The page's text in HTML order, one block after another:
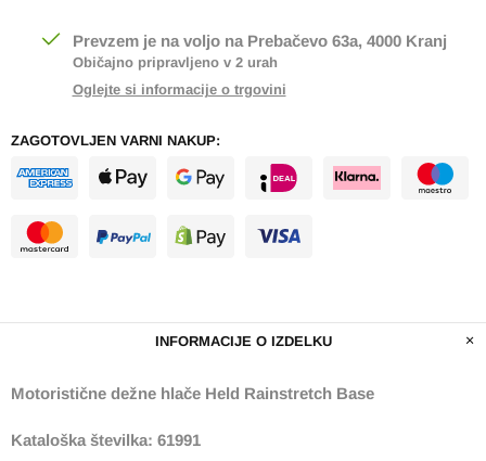
Prevzem je na voljo na Prebačevo 63a, 4000 Kranj
Običajno pripravljeno v 2 urah
Oglejte si informacije o trgovini
ZAGOTOVLJEN VARNI NAKUP:
INFORMACIJE O IZDELKU
Motoristične dežne hlače Held Rainstretch Base
Kataloška številka: 61991